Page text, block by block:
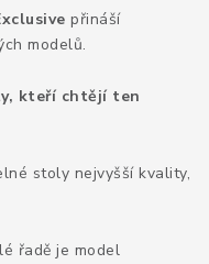
přináší
modelů.
kteří chtějí ten
stoly nejvyšší kvality,
řadě je model